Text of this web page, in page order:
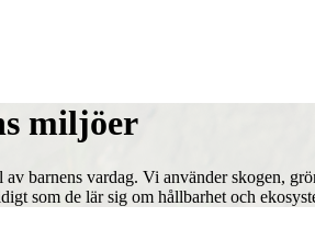
miljöer
barnens vardag. Vi använder skogen,
som de lär sig om hållbarhet och